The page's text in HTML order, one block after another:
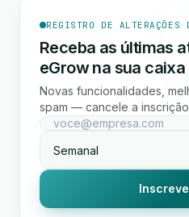
REGISTRO DE ALTERAÇÕES
Receba as últimas
eGrow na sua
Novas funcionalidades,
spam — cancele a